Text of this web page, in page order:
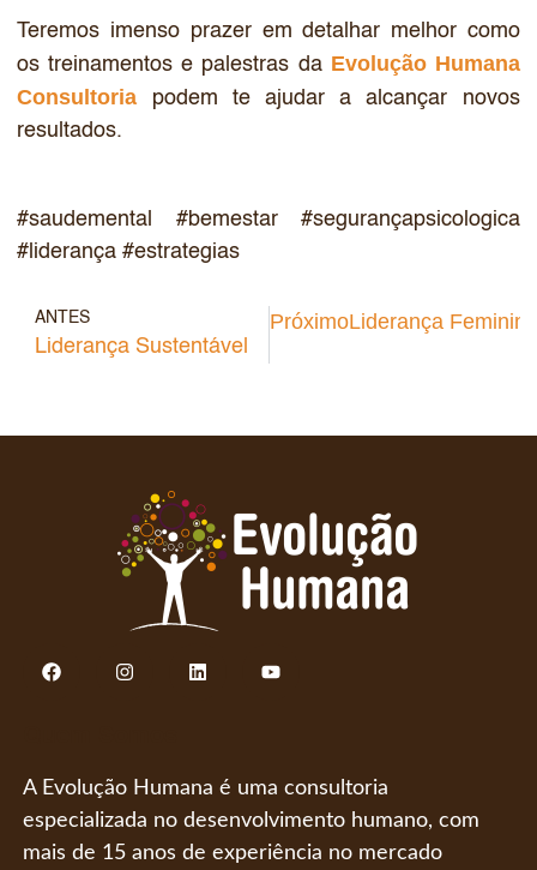
Teremos imenso prazer em detalhar melhor como
os treinamentos e palestras da Evolução Humana
Consultoria
podem te ajudar a alcançar novos
resultados.
#saudemental #bemestar #segurançapsicologica
#liderança #estrategias
ANTES
Liderança Sustentável
PróximoLiderança Feminina
A Evolução Humana é uma consultoria
especializada no desenvolvimento humano, com
mais de 15 anos de experiência no mercado